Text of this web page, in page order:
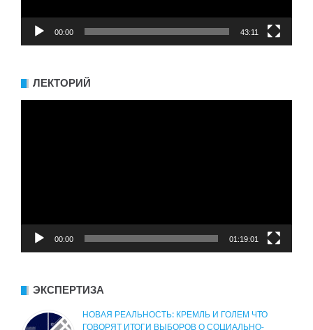
00:00 43:11
ЛЕКТОРИЙ
00:00 01:19:01
ЭКСПЕРТИЗА
НОВАЯ РЕАЛЬНОСТЬ: КРЕМЛЬ И ГОЛЕМ ЧТО
ГОВОРЯТ ИТОГИ ВЫБОРОВ О СОЦИАЛЬНО-